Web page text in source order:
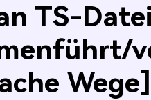
TS-
Wege]